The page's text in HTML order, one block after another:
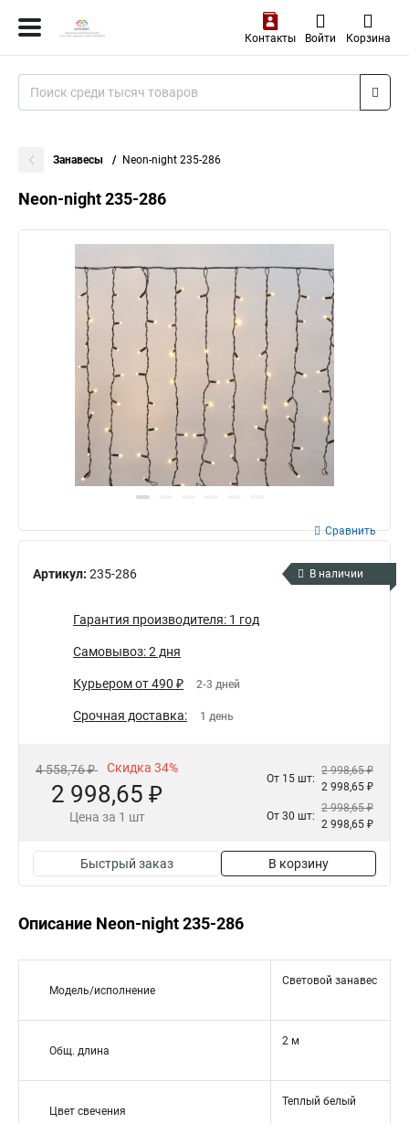
Контакты Войти Корзина
Занавесы Neon-night 235-286
Neon-night 235-286
Артикул: 235-286
Сравнить
В наличии
Гарантия производителя: 1 год
Самовывоз: 2 дня
Курьером от 490 ₽ 2-3 дней
Срочная доставка: 1 день
4 558,76 ₽ Скидка 34%
2 998,65 ₽
Цена за 1 шт
От 15 шт:
2 998,65 ₽
2 998,65 ₽
От 30 шт:
2 998,65 ₽
2 998,65 ₽
Быстрый заказ В корзину
Описание Neon-night 235-286
Модель/исполнение
Световой занавес
Общ. длина
2 м
Цвет свечения
Теплый белый